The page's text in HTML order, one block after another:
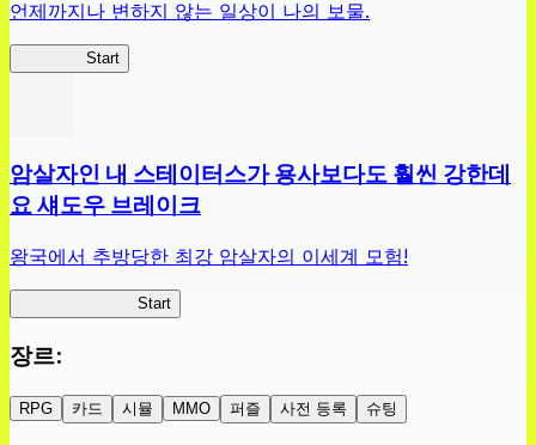
언제까지나 변하지 않는 일상이 나의 보물.
Start
암살자인 내 스테이터스가 용사보다도 훨씬 강한데
요 섀도우 브레이크
왕국에서 추방당한 최강 암살자의 이세계 모험!
Start
장르:
RPG 카드 시뮬 MMO 퍼즐 사전 등록 슈팅